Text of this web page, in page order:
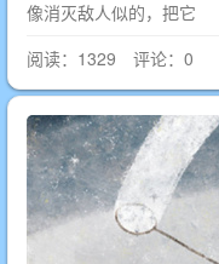
像消灭敌人似的，把它
阅读：1329 评论：0